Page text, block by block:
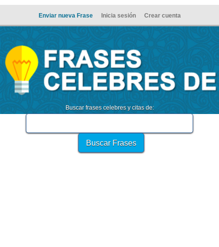
Enviar nueva Frase Inicia sesión Crear cuenta
Buscar frases celebres y citas de: